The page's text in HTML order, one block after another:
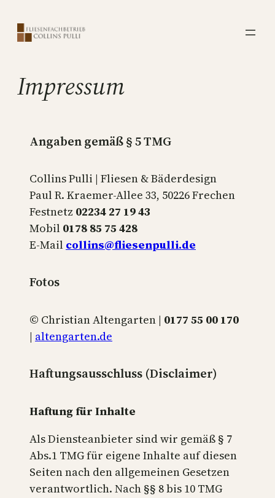
Inhalt
springen
Impressum
Angaben gemäß § 5 TMG
Collins Pulli | Fliesen & Bäderdesign
Paul R. Kraemer-Allee 33, 50226 Frechen
Festnetz 02234 27 19 43
Mobil 0178 85 75 428
E-Mail collins@fliesenpulli.de
Fotos
© Christian Altengarten | 0177 55 00 170
| altengarten.de
Haftungsausschluss (Disclaimer)
Haftung für Inhalte
Als Diensteanbieter sind wir gemäß § 7
Abs.1 TMG für eigene Inhalte auf diesen
Seiten nach den allgemeinen Gesetzen
verantwortlich. Nach §§ 8 bis 10 TMG